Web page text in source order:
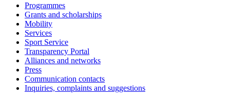
Programmes
Grants and scholarships
Mobility
Services
Sport Service
Transparency Portal
Alliances and networks
Press
Communication contacts
Inquiries, complaints and suggestions